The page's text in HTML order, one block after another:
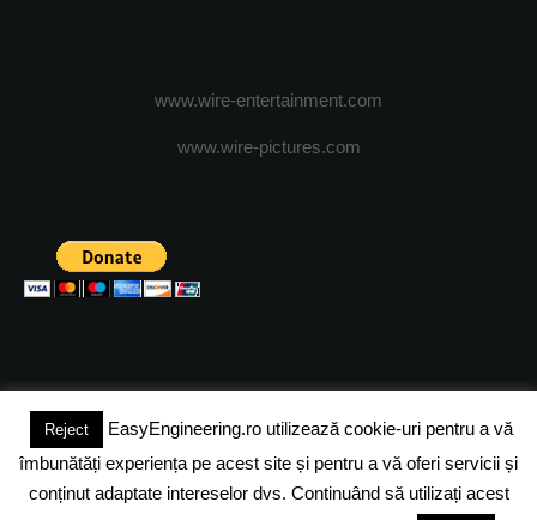
www.wire-entertainment.com
www.wire-pictures.com
(c) 2024 - FineEngineeringMagazine. All rights reserved.
DESPRE NOI ADVERTISING JOBS DESPRE COOKIES
Reject
EasyEngineering.ro utilizează cookie-uri pentru a vă
îmbunătăți experiența pe acest site și pentru a vă oferi servicii și
conținut adaptate intereselor dvs. Continuând să utilizați acest